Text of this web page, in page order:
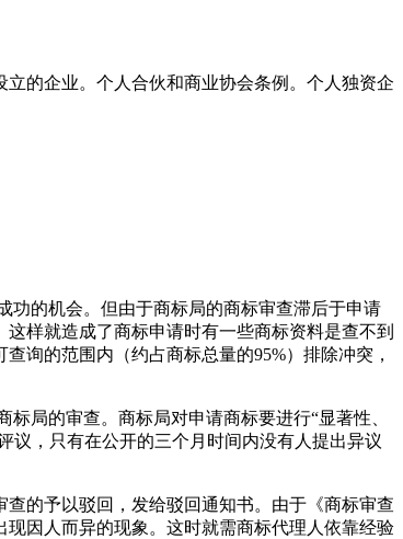
的企业。个人合伙和商业协会条例。个人独资企
功的机会。但由于商标局的商标审查滞后于申请
样就造成了商标申请时有一些商标资料是查不到
询的范围内（约占商标总量的95%）排除冲突，
局的审查。商标局对申请商标要进行“显著性、
议，只有在公开的三个月时间内没有人提出异议
的予以驳回，发给驳回通知书。由于《商标审查
因人而异的现象。这时就需商标代理人依靠经验